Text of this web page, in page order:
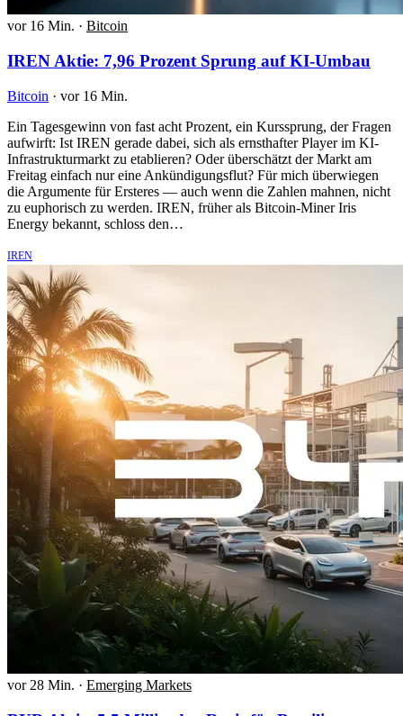
vor 16 Min. · Bitcoin
IREN Aktie: 7,96 Prozent Sprung auf KI-Umbau
Bitcoin · vor 16 Min.
Ein Tagesgewinn von fast acht Prozent, ein Kurssprung, der Fragen
aufwirft: Ist IREN gerade dabei, sich als ernsthafter Player im KI-
Infrastrukturmarkt zu etablieren? Oder überschätzt der Markt am
Freitag einfach nur eine Ankündigungsflut? Für mich überwiegen
die Argumente für Ersteres — auch wenn die Zahlen mahnen, nicht
zu euphorisch zu werden. IREN, früher als Bitcoin-Miner Iris
Energy bekannt, schloss den…
IREN
vor 28 Min. · Emerging Markets